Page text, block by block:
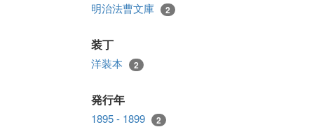
明治法曹文庫 2
装丁
洋装本 2
発行年
1895 - 1899 2